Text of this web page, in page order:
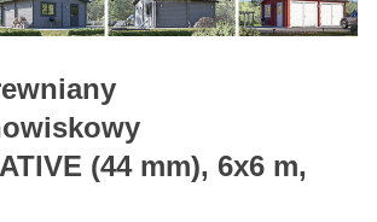
(44 mm), 6x6 m,